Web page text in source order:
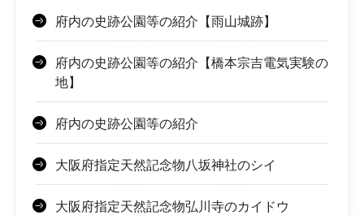
府内の史跡公園等の紹介【雨山城跡】
府内の史跡公園等の紹介【橋本宗吉電気実験の
地】
府内の史跡公園等の紹介
大阪府指定天然記念物八坂神社のシイ
大阪府指定天然記念物弘川寺のカイドウ